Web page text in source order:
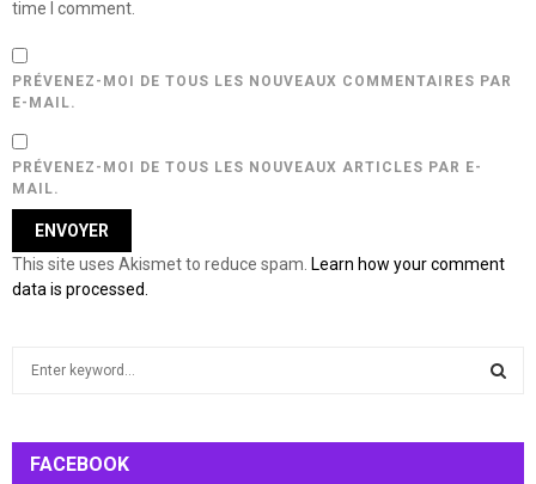
time I comment.
PRÉVENEZ-MOI DE TOUS LES NOUVEAUX COMMENTAIRES PAR
E-MAIL.
PRÉVENEZ-MOI DE TOUS LES NOUVEAUX ARTICLES PAR E-
MAIL.
This site uses Akismet to reduce spam. Learn how your comment
data is processed.
FACEBOOK